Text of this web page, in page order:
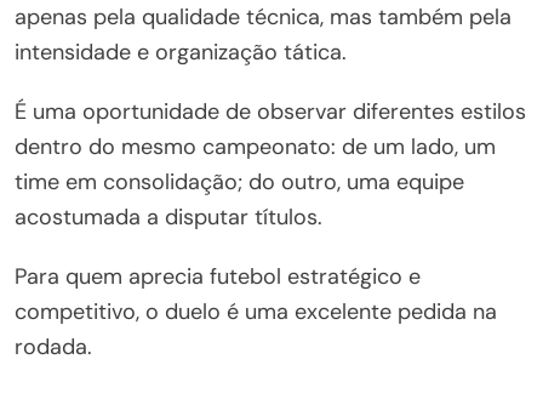
apenas pela qualidade técnica, mas também pela
intensidade e organização tática.
É uma oportunidade de observar diferentes estilos
dentro do mesmo campeonato: de um lado, um
time em consolidação; do outro, uma equipe
acostumada a disputar títulos.
Para quem aprecia futebol estratégico e
competitivo, o duelo é uma excelente pedida na
rodada.